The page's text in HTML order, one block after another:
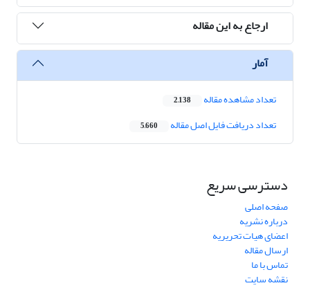
ارجاع به این مقاله
آمار
تعداد مشاهده مقاله 2,138
تعداد دریافت فایل اصل مقاله 5,660
دسترسی سریع
صفحه اصلی
درباره نشریه
اعضای هیات تحریریه
ارسال مقاله
تماس با ما
نقشه سایت